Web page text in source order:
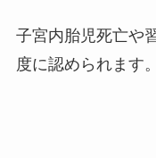
子宮内胎児死亡や
度に認められます。